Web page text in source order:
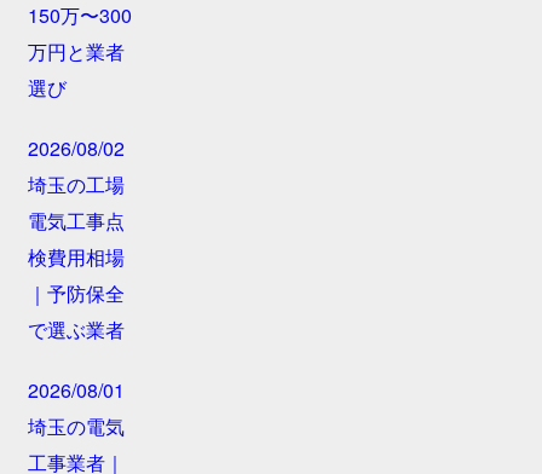
150万〜300
万円と業者
選び
2026/08/02
埼玉の工場
電気工事点
検費用相場
｜予防保全
で選ぶ業者
2026/08/01
埼玉の電気
工事業者｜